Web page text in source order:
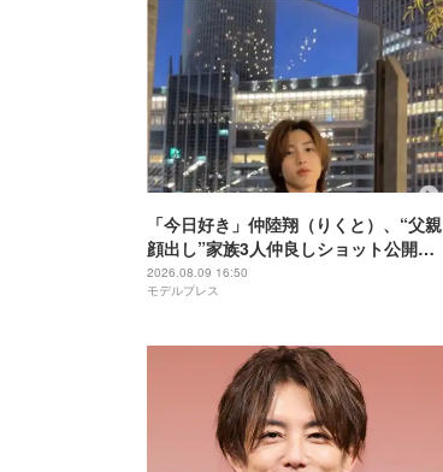
「今日好き」仲陸翔（りくと）、“父親
顔出し”家族3人仲良しショット公開
「素敵な親子関係」「お父さん面白す
ぎる」の声
2026.08.09 16:50
モデルプレス